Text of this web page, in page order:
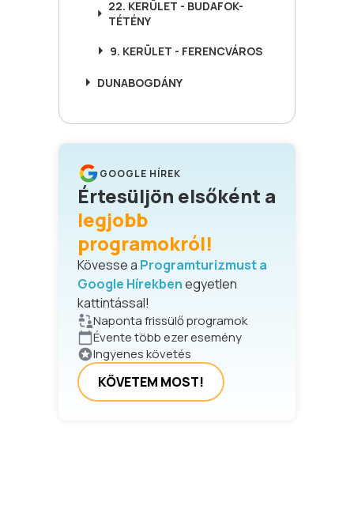
22. KERÜLET - BUDAFOK-
TÉTÉNY
9. KERÜLET - FERENCVÁROS
DUNABOGDÁNY
GOOGLE HÍREK
Értesüljön elsőként a
legjobb
programokról!
Kövesse a Programturizmust a
Google Hírekbenegyetlen
kattintással!
Naponta frissülő programok
Évente több ezer esemény
Ingyenes követés
KÖVETEM MOST!